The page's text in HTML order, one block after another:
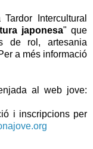
Intercultural
japonesa" que
de rol, artesania
a més informació
al web jove:
i inscripcions per